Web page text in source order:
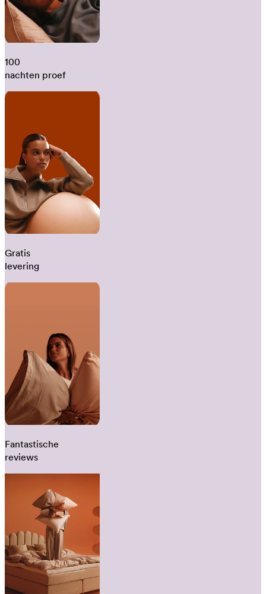
100
nachten proef
Gratis
levering
Fantastische
reviews